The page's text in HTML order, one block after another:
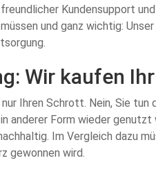
Kundensupport
und ganz wichtig:
Wir kaufen
Ihren Schrott. Nein, Sie
anderer Form wieder
Im Vergleich dazu
gewonnen wird.